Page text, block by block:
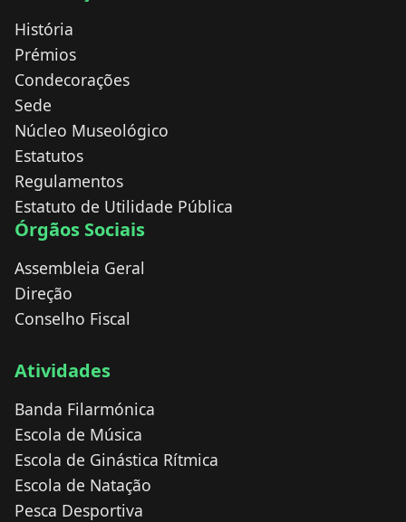
História
Prémios
Condecorações
Sede
Núcleo Museológico
Estatutos
Regulamentos
Estatuto de Utilidade Pública
Órgãos Sociais
Assembleia Geral
Direção
Conselho Fiscal
Atividades
Banda Filarmónica
Escola de Música
Escola de Ginástica Rítmica
Escola de Natação
Pesca Desportiva